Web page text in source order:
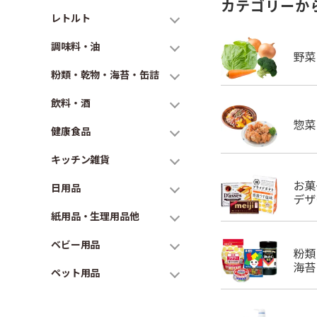
レトルト
調味料・油
粉類・乾物・海苔・缶詰
飲料・酒
健康食品
キッチン雑貨
日用品
紙用品・生理用品他
ベビー用品
ペット用品
カテゴリーか